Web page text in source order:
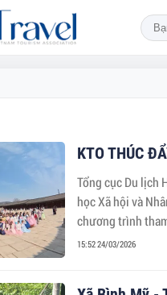
KTO THÚC
Tổng cục Du lịch
học Xã hội và
chương trình
20/03/2026. Đây
15:52 24/03/2026